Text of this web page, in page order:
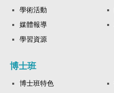
學術活動
媒體報導
學習資源
博士班
博士班特色